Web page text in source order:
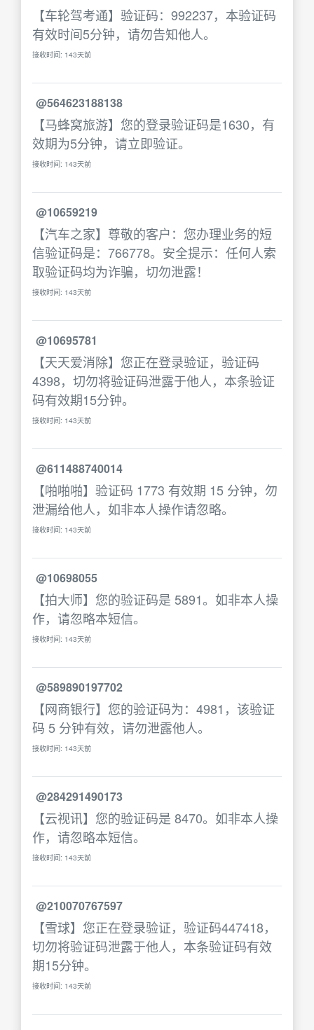
【车轮驾考通】验证码：992237，本验证码
有效时间5分钟，请勿告知他人。
接收时间: 143天前
@564623188138
【马蜂窝旅游】您的登录验证码是1630，有
效期为5分钟，请立即验证。
接收时间: 143天前
@10659219
【汽车之家】尊敬的客户：您办理业务的短
信验证码是：766778。安全提示：任何人索
取验证码均为诈骗，切勿泄露！
接收时间: 143天前
@10695781
【天天爱消除】您正在登录验证，验证码
4398，切勿将验证码泄露于他人，本条验证
码有效期15分钟。
接收时间: 143天前
@611488740014
【啪啪啪】验证码 1773 有效期 15 分钟，勿
泄漏给他人，如非本人操作请忽略。
接收时间: 143天前
@10698055
【拍大师】您的验证码是 5891。如非本人操
作，请忽略本短信。
接收时间: 143天前
@589890197702
【网商银行】您的验证码为：4981，该验证
码 5 分钟有效，请勿泄露他人。
接收时间: 143天前
@284291490173
【云视讯】您的验证码是 8470。如非本人操
作，请忽略本短信。
接收时间: 143天前
@210070767597
【雪球】您正在登录验证，验证码447418，
切勿将验证码泄露于他人，本条验证码有效
期15分钟。
接收时间: 143天前